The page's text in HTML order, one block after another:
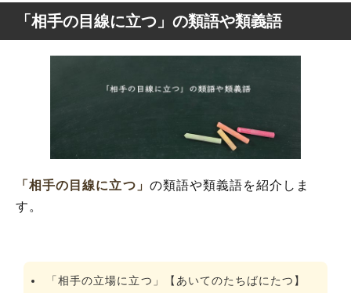
「相手の目線に立つ」の類語や類義語
「相手の目線に立つ」 の類語や類義語を紹介しま
す。
「相手の立場に立つ」【あいてのたちばにたつ】